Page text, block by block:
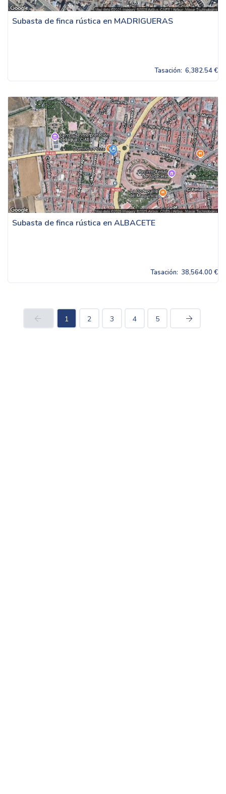
Subasta de finca rústica en MADRIGUERAS
Tasación: 6,382.54 €
Subasta de finca rústica en ALBACETE
Tasación: 38,564.00 €
1 2 3 4 5